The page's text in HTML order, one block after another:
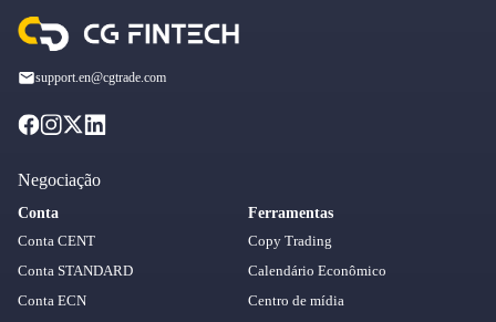
support.en@cgtrade.com
Negociação
Conta
Conta CENT
Conta STANDARD
Conta ECN
Ferramentas
Copy Trading
Calendário Econômico
Centro de mídia